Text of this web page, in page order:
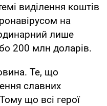
виділення коштів
на
лише
200 млн доларів.
Те, що
славних
що всі герої